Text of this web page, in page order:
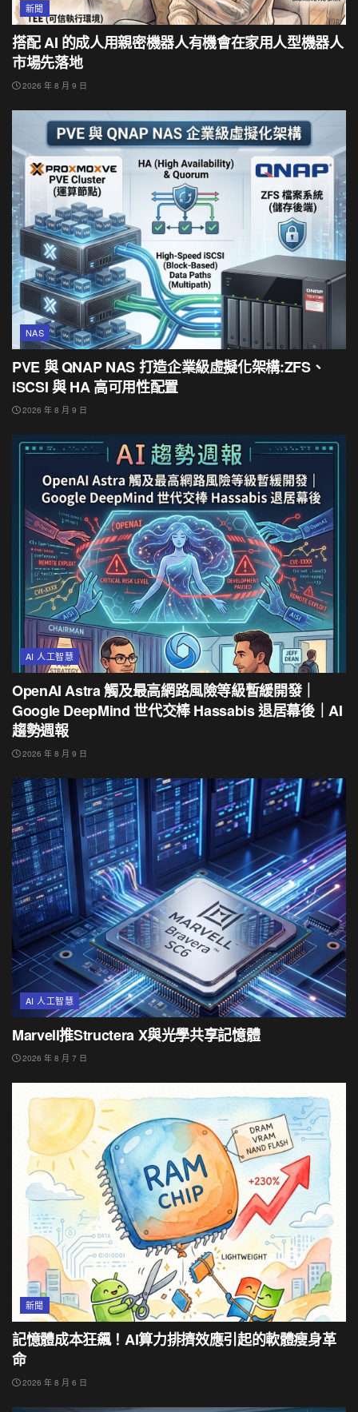
新聞
搭配 AI 的成人用親密機器人有機會在家用人型機器人
市場先落地
2026 年 8 月 9 日
NAS
PVE 與 QNAP NAS 打造企業級虛擬化架構:ZFS、
iSCSI 與 HA 高可用性配置
2026 年 8 月 9 日
AI 人工智慧
OpenAI Astra 觸及最高網路風險等級暫緩開發｜
Google DeepMind 世代交棒 Hassabis 退居幕後｜AI
趨勢週報
2026 年 8 月 9 日
AI 人工智慧
Marvell推Structera X與光學共享記憶體
2026 年 8 月 7 日
新聞
記憶體成本狂飆！AI算力排擠效應引起的軟體瘦身革
命
2026 年 8 月 6 日